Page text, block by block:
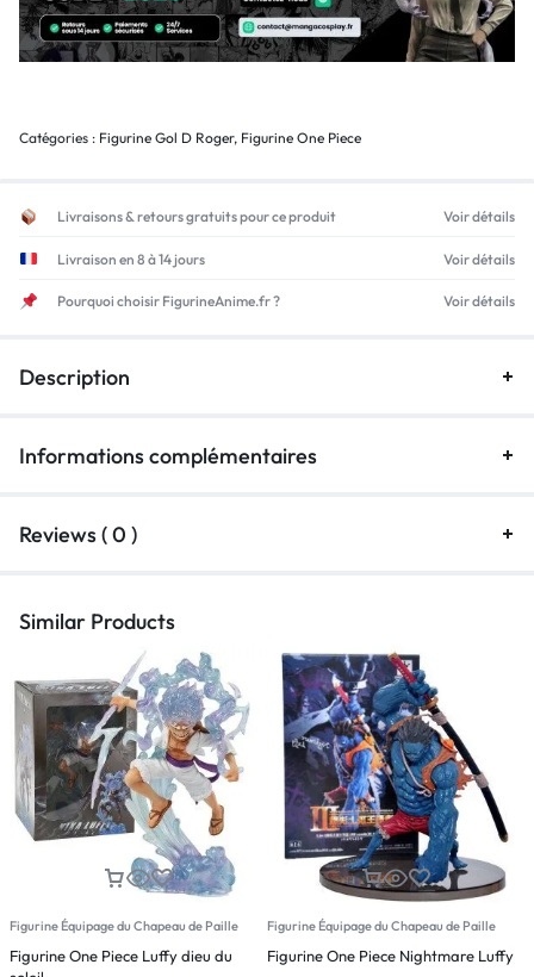
Catégories : Figurine Gol D Roger, Figurine One Piece
Livraisons & retours gratuits pour ce produit Voir détails
Livraison en 8 à 14 jours Voir détails
Pourquoi choisir FigurineAnime.fr ? Voir détails
Description
Informations complémentaires
Reviews ( 0 )
Similar Products
Figurine Équipage du Chapeau de Paille
Figurine One Piece Luffy dieu du
Figurine Équipage du Chapeau de Paille
Figurine One Piece Nightmare Luffy